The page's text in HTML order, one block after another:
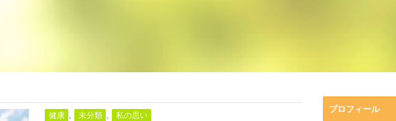
健康 , 未分類 , 私の思い
プロフィール